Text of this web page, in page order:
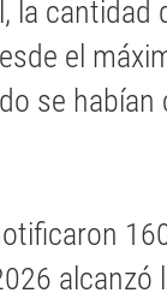
la cantidad
el
se
alcanzó